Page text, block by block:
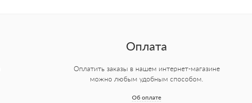
Оплата
Оплатить заказы в нашем интернет-магазине
можно любым удобным способом.
Об оплате